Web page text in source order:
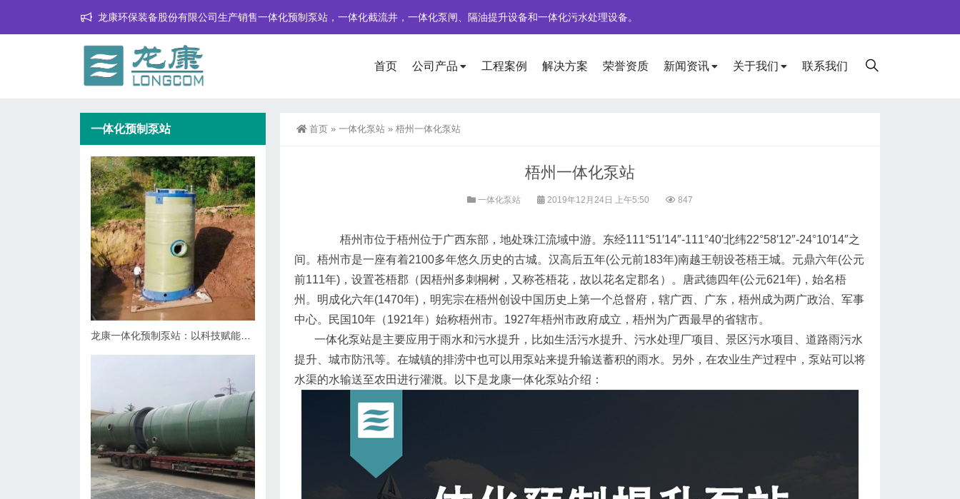
龙康环保装备股份有限公司生产销售一体化预制泵站，一体化截流井，一体化泵闸、隔油提升设备和一体化污水处理设备。
首页 公司产品 工程案例 解决方案 荣誉资质 新闻资讯 关于我们 联系我们
首页 » 一体化泵站 » 梧州一体化泵站
梧州一体化泵站
一体化泵站 2019年12月24日 上午5:50 847
梧州市位于梧州位于广西东部，地处珠江流域中游。东经111°51′14″-111°40′北纬22°58′12″-24°10′14″之
间。梧州市是一座有着2100多年悠久历史的古城。汉高后五年(公元前183年)南越王朝设苍梧王城。元鼎六年(公元
前111年)，设置苍梧郡（因梧州多刺桐树，又称苍梧花，故以花名定郡名）。唐武德四年(公元621年)，始名梧
州。明成化六年(1470年)，明宪宗在梧州创设中国历史上第一个总督府，辖广西、广东，梧州成为两广政治、军事
中心。民国10年（1921年）始称梧州市。1927年梧州市政府成立，梧州为广西最早的省辖市。
一体化泵站是主要应用于雨水和污水提升，比如生活污水提升、污水处理厂项目、景区污水项目、道路雨污水
提升、城市防汛等。在城镇的排涝中也可以用泵站来提升输送蓄积的雨水。另外，在农业生产过程中，泵站可以将
水渠的水输送至农田进行灌溉。以下是龙康一体化泵站介绍：
一体化预制泵站